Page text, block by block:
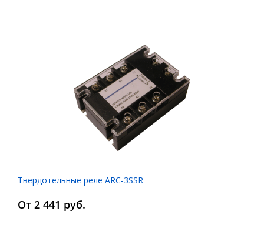
Твердотельные реле ARC-3SSR
От 2 441 руб.